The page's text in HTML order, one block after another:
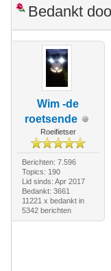
Bedankt
Wim -de
roetsende
Roeifietser
Berichten: 7.596
Topics: 190
Lid sinds: Apr 2017
Bedankt: 3661
11221 x bedankt in
5342 berichten